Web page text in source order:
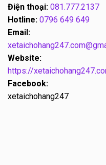
Điện thoại: 081.777.2137
Hotline: 0796 649 649
Email:
Website:
https://
Facebook:
xetaichohang247